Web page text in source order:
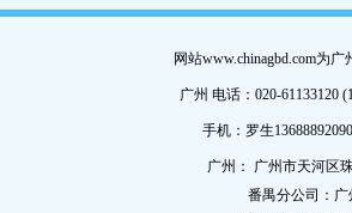
网站www.chinagbd.com为
广州 电话：020-61133120
手机：罗生
广州： 广州市天河区
番禺分公司：